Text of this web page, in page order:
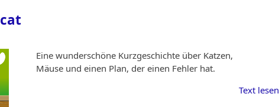
Eine wunderschöne Kurzgeschichte über Katzen,
Mäuse und einen Plan, der einen Fehler hat.
Text lesen